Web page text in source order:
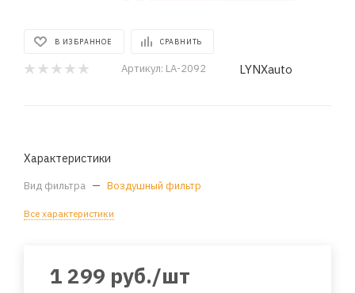
В ИЗБРАННОЕ СРАВНИТЬ
Артикул: LA-2092 LYNXauto
Характеристики
Вид фильтра — Воздушный фильтр
Все характеристики
1 299 руб./шт